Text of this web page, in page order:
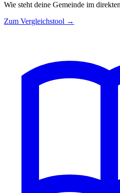
Wie steht deine Gemeinde im
Zum Vergleichstool →